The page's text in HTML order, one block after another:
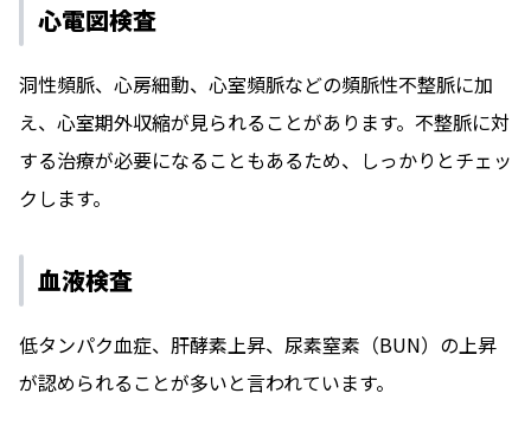
心電図検査
洞性頻脈、心房細動、心室頻脈などの頻脈性不整脈に加
え、心室期外収縮が見られることがあります。不整脈に対
する治療が必要になることもあるため、しっかりとチェッ
クします。
血液検査
低タンパク血症、肝酵素上昇、尿素窒素（BUN）の上昇
が認められることが多いと言われています。